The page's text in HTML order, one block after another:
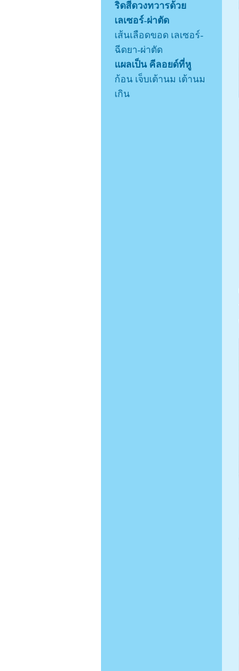
ริดสีดวงทวารด้วย
เลเซอร์-ผ่าตัด
เส้นเลือดขอด เลเซอร์-
ฉีดยา-ผ่าตัด
แผลเป็น คีลอยด์ที่หู
ก้อน เจ็บเต้านม เต้านม
เกิน